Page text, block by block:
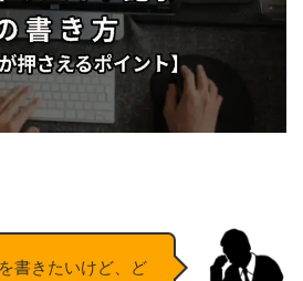
書きたいけど、ど